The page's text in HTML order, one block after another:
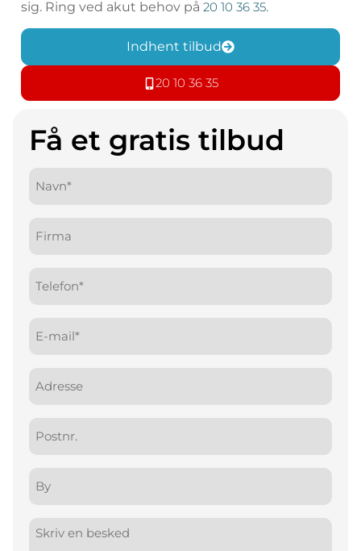
sig. Ring ved akut behov på 20 10 36 35.
Indhent tilbud
20 10 36 35
Få et gratis tilbud
(Påkrævet)
(Påkrævet)
mail